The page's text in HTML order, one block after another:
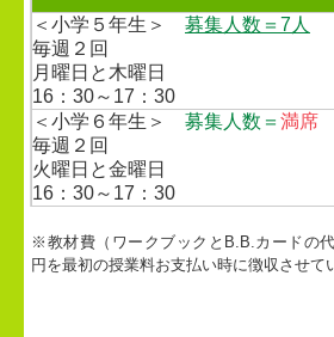
＜小学５年生＞ 募集人数＝7人
毎週２回
月曜日と木曜日
16：30～17：30
＜小学６年生＞ 募集人数＝ 満席
毎週２回
火曜日と金曜日
16：30～17：30
※教材費（ワークブックとB.B.カードの
円を最初の授業料お支払い時に徴収させて